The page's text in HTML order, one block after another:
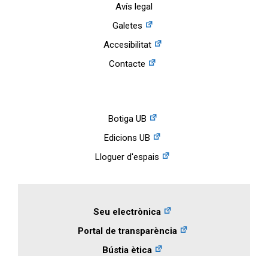
Avís legal
Galetes
Accesibilitat
Contacte
Botiga UB
Edicions UB
Lloguer d'espais
Seu electrònica
Portal de transparència
Bústia ètica